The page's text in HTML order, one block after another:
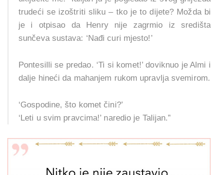
trudeći se izoštriti sliku – tko je to dijete? Možda bi
je i otpisao da Henry nije zagrmio iz središta
sunčeva sustava: ‘Nađi curi mjesto!’
Pontesilli se predao. ‘Ti si komet!’ doviknuo je Almi i
dalje hineći da mahanjem rukom upravlja svemirom.
‘Gospodine, što komet čini?’
‘Leti u svim pravcima!’ naredio je Talijan.”